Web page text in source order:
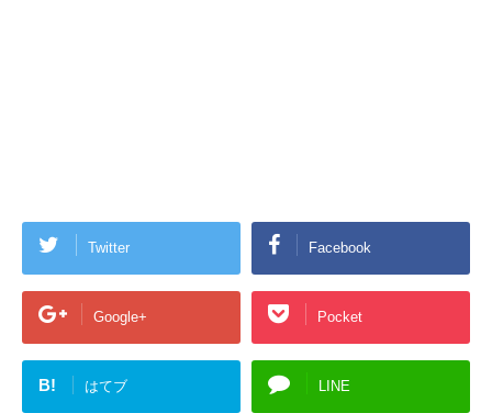
Twitter Facebook
Google+ Pocket
B! はてブ LINE